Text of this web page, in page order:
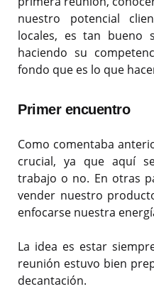
nuestro potencial
locales, es tan bueno
haciendo su
fondo que es lo que
Primer encuentro
Como comentaba
crucial, ya que aquí
trabajo o no. En otras
vender nuestro
enfocarse nuestra
La idea es estar
reunión estuvo bien
decantación.